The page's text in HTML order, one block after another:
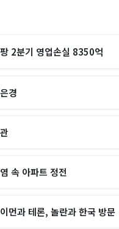
2분기 영업손실 8350억
경
속 아파트 정전
먼과 테론, 놀란과 한국 방문